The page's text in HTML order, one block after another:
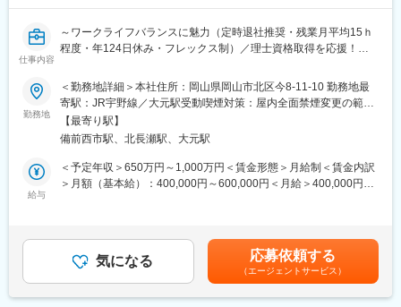
・監査法人対応
■組織構成
管理部門：7名（男性4名／女性3名）
■働き方
年間休日125日、土日祝休
残業20ｈ程
フレックスタイム制
■「連結決算だけで終わらない」キャリアの伸びしろが大きいポジ
・内部統制対応
・グループ会社のBCP整備
・情報セキュリティマネジメントの運用
仕事内容
～ワークライフバランスに魅力（定時退社推奨・残業月平均15ｈ
程度・年124日休み・フレックス制）／理士資格取得を応援！教
力～
■入社後の流れ：
入社後2～3か月間は、会計税務に関する基本的事項について研修
およびOJTを行います。業務に慣れ社内で定めた一定以上のスキ
ルを習得したと認められた後に、少しずつ数を増やしながら顧問
先の担当者になっていただきます。
ス全般(会計事務所の礎となる部門です)
仕事の幅が広がってくれば顧問先のニーズに応じて、上記以外の
勤務地
＜勤務地詳細＞本社住所：岡山県岡山市北区今8-11-10 勤務地最
寄駅：JR宇野線／大元駅受動喫煙対策：屋内全面禁煙変更の範
囲：無
【最寄り駅】
備前西市駅、北長瀬駅、大元駅
給与
＜予定年収＞650万円～1,000万円＜賃金形態＞月給制＜賃金内訳
＞月額（基本給）：400,000円～600,000円＜月給＞400,000円～
績が上回った場合は別途決算賞与。賃金はあくまでも目安の金額
であり、選考を通じて上下する可能性があります。月給(月額)は固
定手当を含めた表記です。
気になる 応募依頼する
（エージェントサービス）